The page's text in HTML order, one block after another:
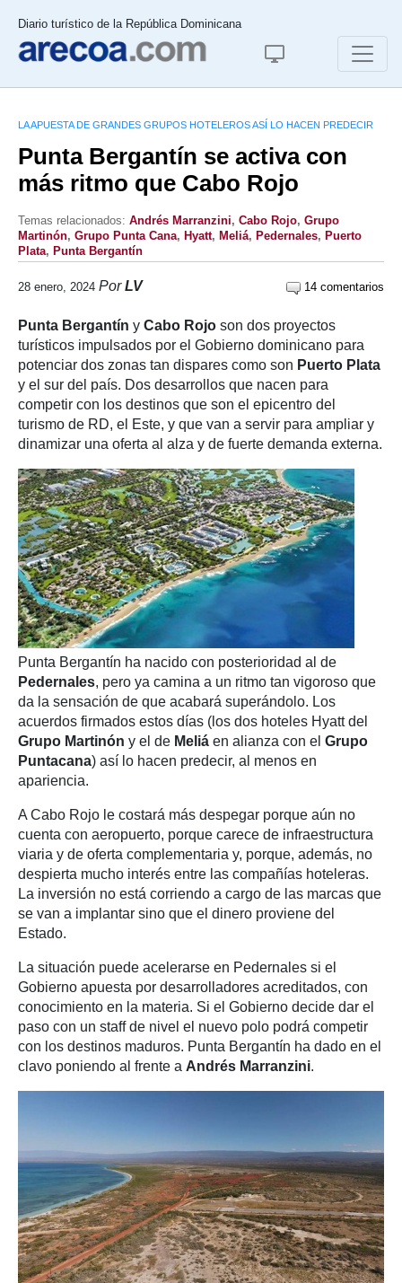
Diario turístico de la República Dominicana
LA APUESTA DE GRANDES GRUPOS HOTELEROS ASÍ LO HACEN PREDECIR
Punta Bergantín se activa con
más ritmo que Cabo Rojo
Temas relacionados: Andrés Marranzini, Cabo Rojo, Grupo
Martinón, Grupo Punta Cana, Hyatt, Meliá, Pedernales, Puerto
Plata, Punta Bergantín
28 enero, 2024 PorLV 14 comentarios
Punta Bergantín y Cabo Rojo son dos proyectos
turísticos impulsados por el Gobierno dominicano para
potenciar dos zonas tan dispares como son Puerto Plata
y el sur del país. Dos desarrollos que nacen para
competir con los destinos que son el epicentro del
turismo de RD, el Este, y que van a servir para ampliar y
dinamizar una oferta al alza y de fuerte demanda externa.
Punta Bergantín ha nacido con posterioridad al de
Pedernales, pero ya camina a un ritmo tan vigoroso que
da la sensación de que acabará superándolo. Los
acuerdos firmados estos días (los dos hoteles Hyatt del
Grupo Martinón y el de Meliá en alianza con el Grupo
Puntacana) así lo hacen predecir, al menos en
apariencia.
A Cabo Rojo le costará más despegar porque aún no
cuenta con aeropuerto, porque carece de infraestructura
viaria y de oferta complementaria y, porque, además, no
despierta mucho interés entre las compañías hoteleras.
La inversión no está corriendo a cargo de las marcas que
se van a implantar sino que el dinero proviene del
Estado.
La situación puede acelerarse en Pedernales si el
Gobierno apuesta por desarrolladores acreditados, con
conocimiento en la materia. Si el Gobierno decide dar el
paso con un staff de nivel el nuevo polo podrá competir
con los destinos maduros. Punta Bergantín ha dado en el
clavo poniendo al frente a Andrés Marranzini.